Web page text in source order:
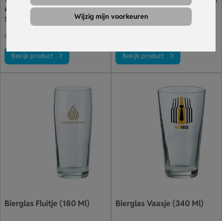
Wijzig mijn voorkeuren
Klassiek met massieve bodem
Shotglas bedrukken of etsen
v.a.
Bekijk product
In herkenbaar langwerpig model
Bekijk product
Bierglas Fluitje (180 Ml) Bierglas Vaasje (340 Ml)